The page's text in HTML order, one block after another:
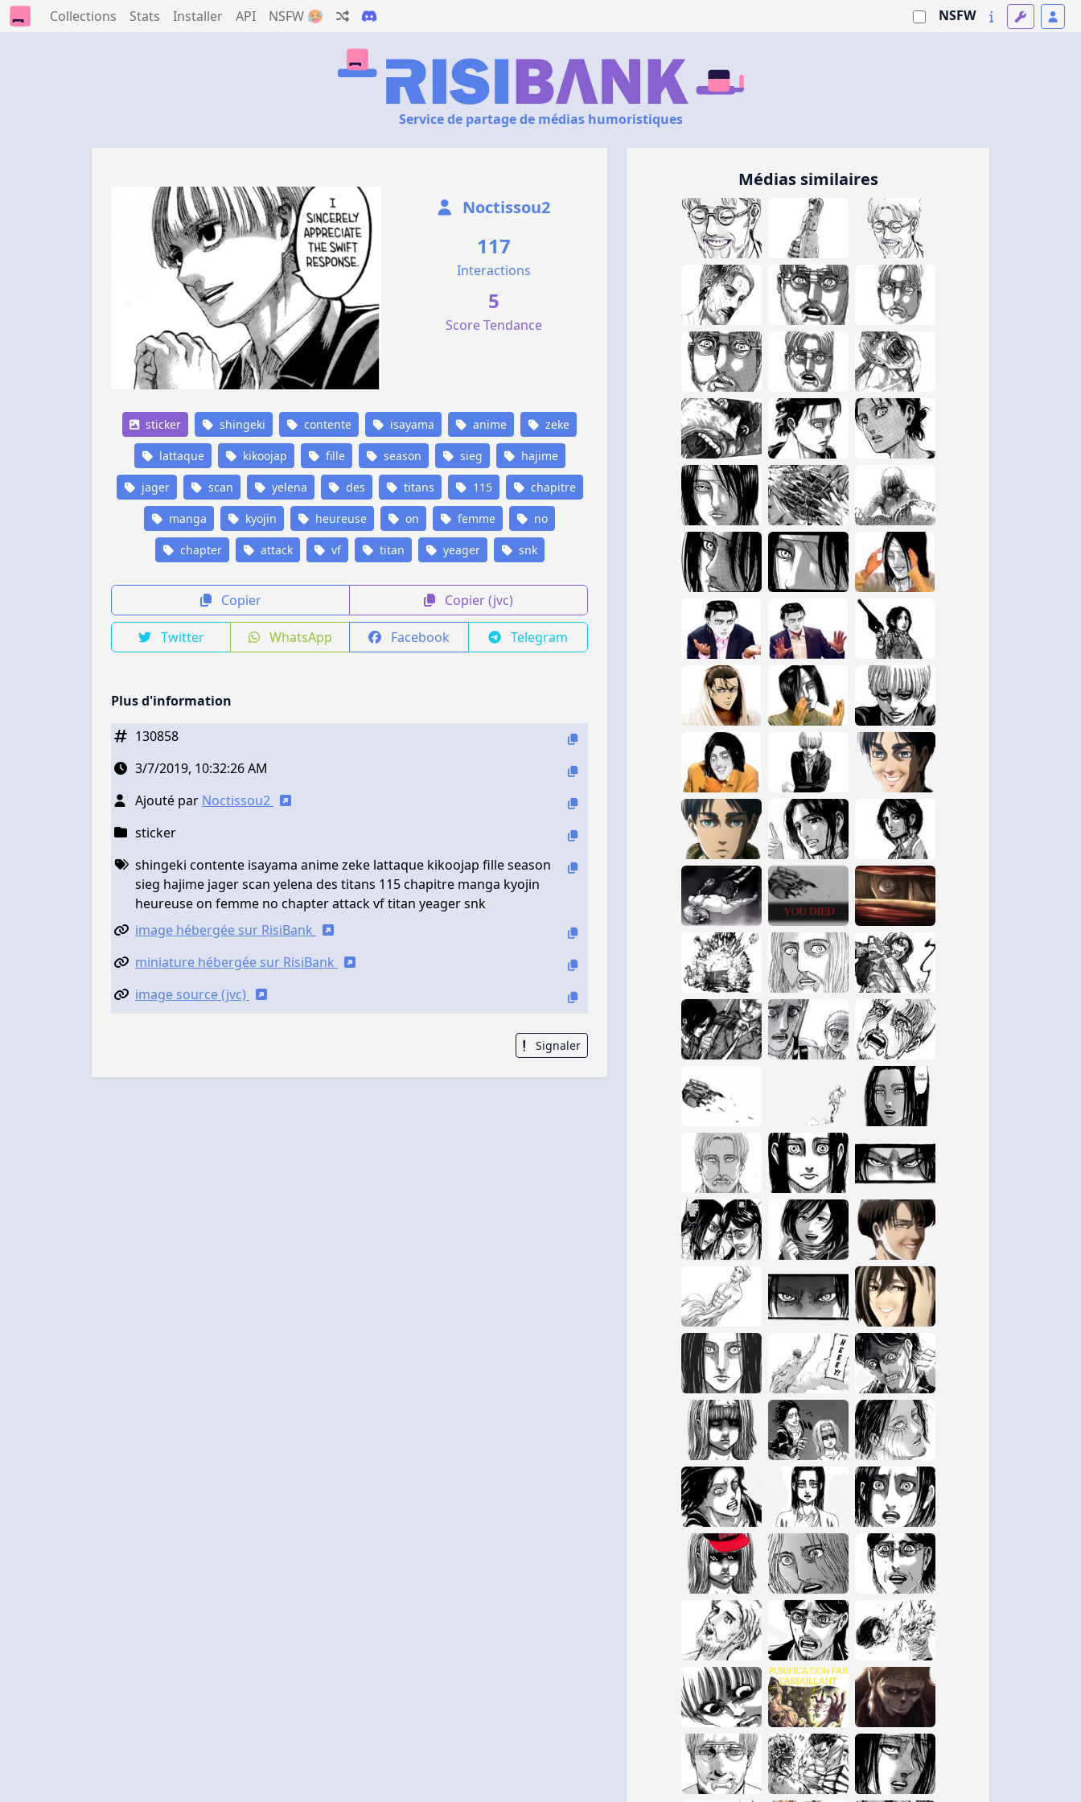
Collections Stats Installer API NSFW 🥵 NSFW
Service de partage de médias humoristiques
Noctissou2
117
Interactions
5
Score Tendance
sticker shingeki contente isayama anime zeke
lattaque kikoojap fille season sieg hajime
jager scan yelena des titans 115 chapitre
manga kyojin heureuse on femme no
chapter attack vf titan yeager snk
Copier Copier (jvc)
Twitter WhatsApp Facebook Telegram
Plus d'information
130858
3/7/2019, 10:32:26 AM
Ajouté par Noctissou2
sticker
shingeki contente isayama anime zeke lattaque kikoojap fille season
sieg hajime jager scan yelena des titans 115 chapitre manga kyojin
heureuse on femme no chapter attack vf titan yeager snk
image hébergée sur RisiBank
miniature hébergée sur RisiBank
image source (jvc)
Signaler
Médias similaires